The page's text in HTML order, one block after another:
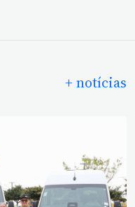
+ notícias